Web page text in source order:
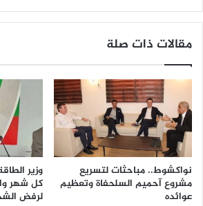
مقالات ذات صلة
نواكشوط.. مباحثات لتسريع
مشروع آحميم السلحفاة وتعظيم
عوائده
وزير
كل شهر
لرفض